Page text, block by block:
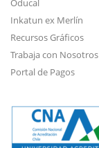
Oducal
Inkatun ex Merlín
Recursos Gráficos
Trabaja con Nosotros
Portal de Pagos